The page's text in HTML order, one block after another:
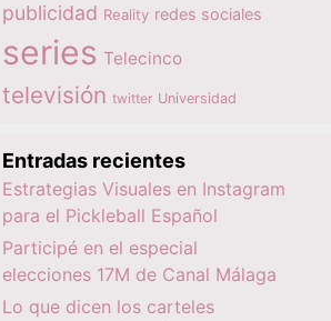
publicidad Reality redes sociales
series Telecinco
televisión twitter Universidad
Entradas recientes
Estrategias Visuales en Instagram
para el Pickleball Español
Participé en el especial
elecciones 17M de Canal Málaga
Lo que dicen los carteles